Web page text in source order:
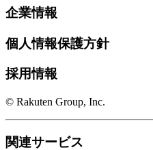
企業情報
個人情報保護方針
採用情報
© Rakuten Group, Inc.
関連サービス